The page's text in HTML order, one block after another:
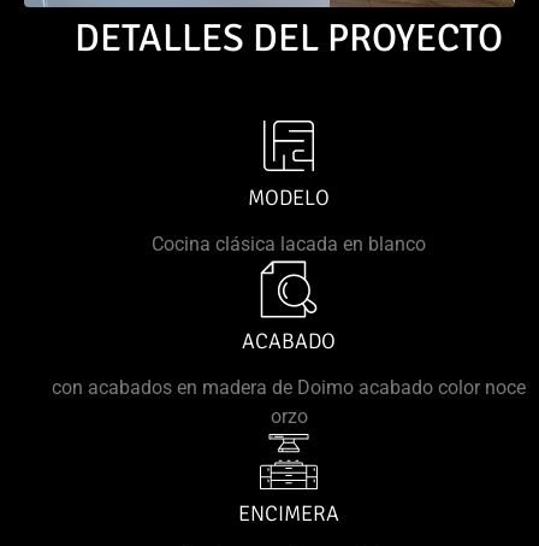
DETALLES DEL PROYECTO
MODELO
Cocina clásica lacada en blanco
ACABADO
con acabados en madera de Doimo acabado color noce
orzo
ENCIMERA